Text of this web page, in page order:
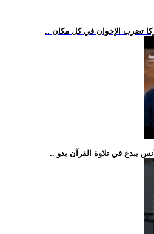
تضرب الإخوان في كل مكان
يبدع في تلاوة القرآن بدو